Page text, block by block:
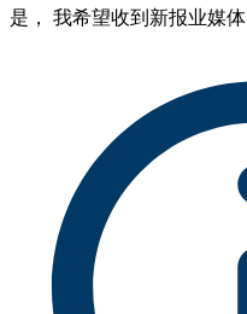
是， 我希望收到新报业媒体